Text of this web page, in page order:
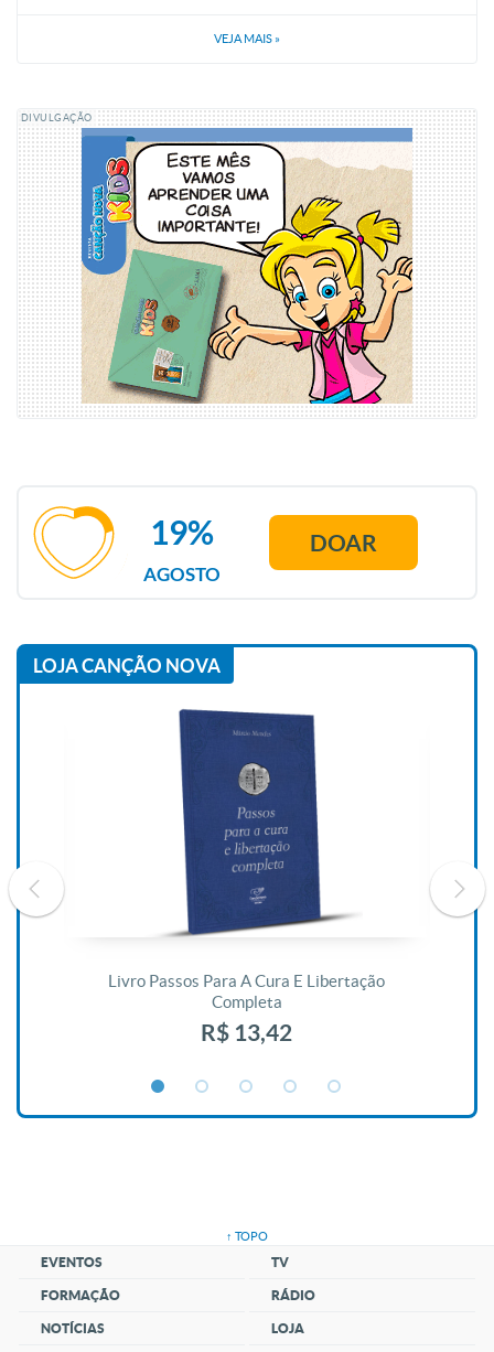
VEJA MAIS »
DIVULGAÇÃO
AGOSTO
19% DOAR
LOJA CANÇÃO NOVA
Livro Passos Para A Cura E Libertação
Completa
R$ 13,42
↑ TOPO
EVENTOS
FORMAÇÃO
NOTÍCIAS
TV
RÁDIO
LOJA